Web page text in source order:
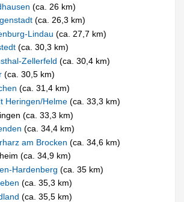
(ca. 26 km)
(ca. 26,3 km)
Lindau(ca. 27,7 km)
(ca. 30,3 km)
Zellerfeld(ca. 30,4 km)
(ca. 30,5 km)
(ca. 31,4 km)
Heringen/Helme(ca. 33,3 km)
(ca. 33,3 km)
(ca. 34,4 km)
am Brocken(ca. 34,6 km)
(ca. 34,9 km)
Hardenberg(ca. 35 km)
(ca. 35,3 km)
(ca. 35,5 km)